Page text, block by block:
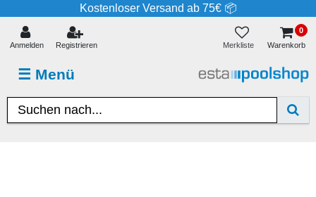
Kostenloser Versand ab 75€ 📦
☰ Menü
Anmelden Registrieren Merkliste
0
Warenkorb